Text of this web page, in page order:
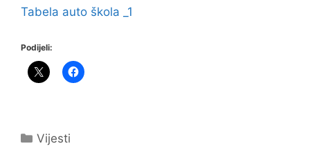
Tabela auto škola _1
Podijeli:
Kategorije
Vijesti